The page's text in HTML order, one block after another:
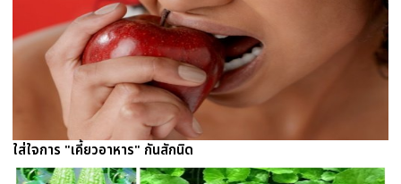
ใส่ใจการ "เคี้ยวอาหาร" กันสักนิด